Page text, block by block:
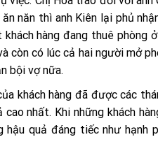
năn thì anh Kiên lại phủ
hàng đang thuê phòng
còn có lúc cả hai người mở
bội vợ nữa.
khách hàng đã được các
nhất. Khi những khách
quả đáng tiếc như hạnh